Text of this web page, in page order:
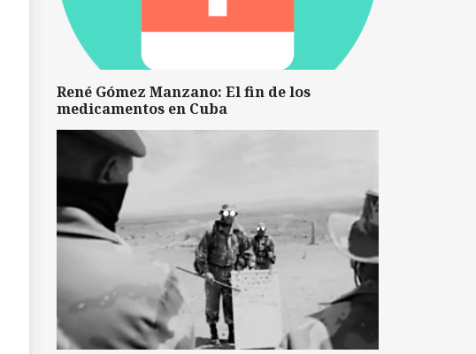
René Gómez Manzano: El fin de los
medicamentos en Cuba